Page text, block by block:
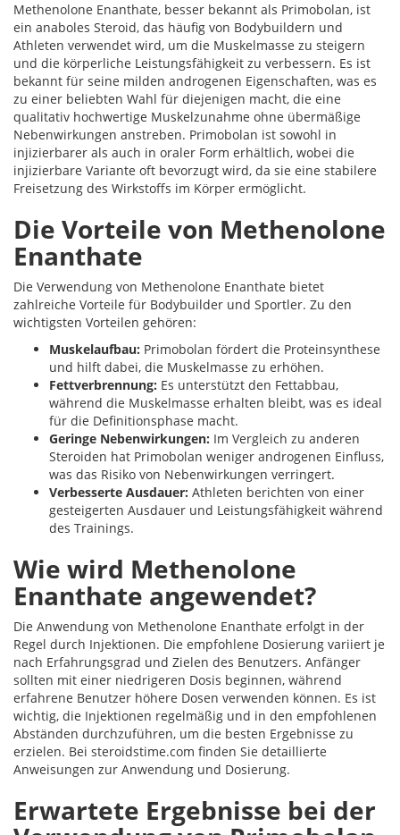
Methenolone Enanthate, besser bekannt als Primobolan, ist
ein anaboles Steroid, das häufig von Bodybuildern und
Athleten verwendet wird, um die Muskelmasse zu steigern
und die körperliche Leistungsfähigkeit zu verbessern. Es ist
bekannt für seine milden androgenen Eigenschaften, was es
zu einer beliebten Wahl für diejenigen macht, die eine
qualitativ hochwertige Muskelzunahme ohne übermäßige
Nebenwirkungen anstreben. Primobolan ist sowohl in
injizierbarer als auch in oraler Form erhältlich, wobei die
injizierbare Variante oft bevorzugt wird, da sie eine stabilere
Freisetzung des Wirkstoffs im Körper ermöglicht.
Die Vorteile von Methenolone
Enanthate
Die Verwendung von Methenolone Enanthate bietet
zahlreiche Vorteile für Bodybuilder und Sportler. Zu den
wichtigsten Vorteilen gehören:
Muskelaufbau: Primobolan fördert die Proteinsynthese
und hilft dabei, die Muskelmasse zu erhöhen.
Fettverbrennung: Es unterstützt den Fettabbau,
während die Muskelmasse erhalten bleibt, was es ideal
für die Definitionsphase macht.
Geringe Nebenwirkungen: Im Vergleich zu anderen
Steroiden hat Primobolan weniger androgenen Einfluss,
was das Risiko von Nebenwirkungen verringert.
Verbesserte Ausdauer: Athleten berichten von einer
gesteigerten Ausdauer und Leistungsfähigkeit während
des Trainings.
Wie wird Methenolone
Enanthate angewendet?
Die Anwendung von Methenolone Enanthate erfolgt in der
Regel durch Injektionen. Die empfohlene Dosierung variiert je
nach Erfahrungsgrad und Zielen des Benutzers. Anfänger
sollten mit einer niedrigeren Dosis beginnen, während
erfahrene Benutzer höhere Dosen verwenden können. Es ist
wichtig, die Injektionen regelmäßig und in den empfohlenen
Abständen durchzuführen, um die besten Ergebnisse zu
erzielen. Bei steroidstime.com finden Sie detaillierte
Anweisungen zur Anwendung und Dosierung.
Erwartete Ergebnisse bei der